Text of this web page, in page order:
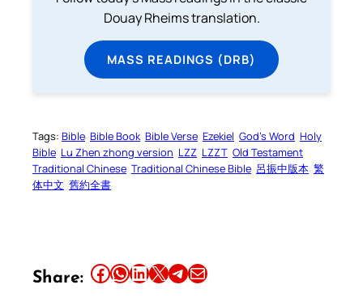
Douay Rheims translation.
MASS READINGS (DRB)
Tags: Bible Bible Book Bible Verse Ezekiel God’s Word Holy
Bible Lu Zhen zhong version LZZ LZZT Old Testament
Traditional Chinese Traditional Chinese Bible 呂振中版本 繁
体中文 舊約全書
Share: Share this article on Facebook Share this article on WhatsApp Share this article on LinkedIn Share this article on X Share this article on TelegramEmail this Article